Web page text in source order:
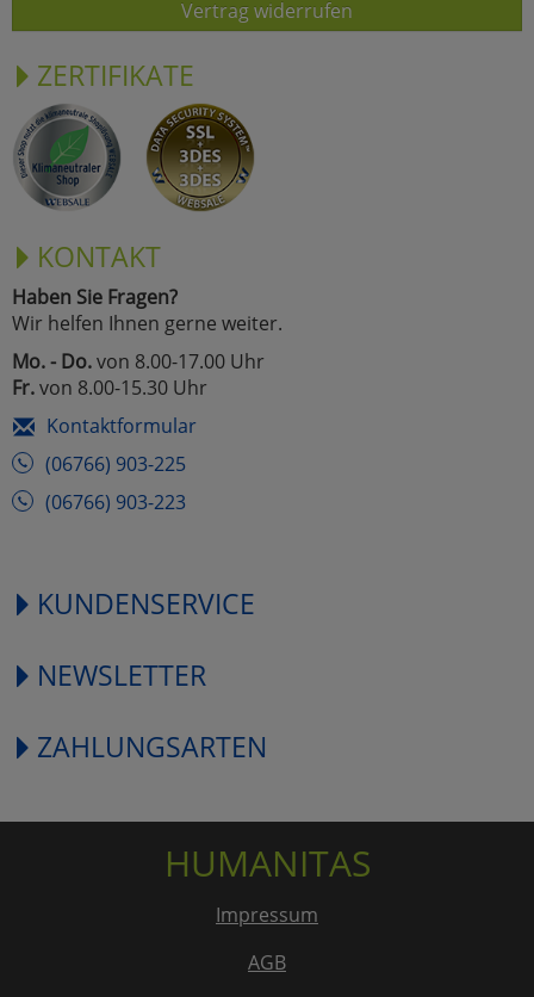
Vertrag widerrufen
ZERTIFIKATE
KONTAKT
Haben Sie Fragen?
Wir helfen Ihnen gerne weiter.
Mo. - Do.von 8.00-17.00 Uhr
Fr.von 8.00-15.30 Uhr
Kontaktformular
(06766) 903-225
(06766) 903-223
KUNDENSERVICE
NEWSLETTER
ZAHLUNGSARTEN
HUMANITAS
Impressum
AGB